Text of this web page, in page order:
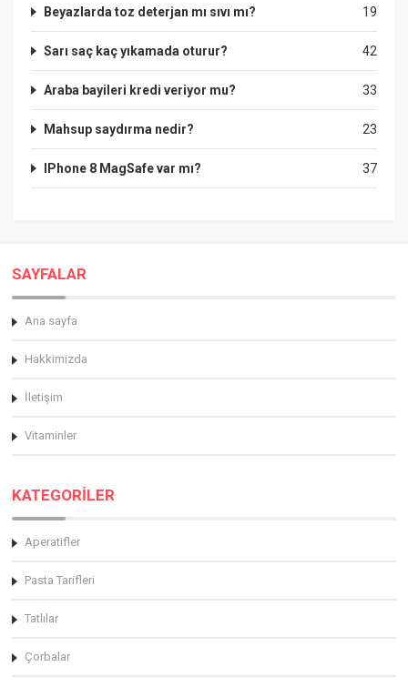
19
Beyazlarda toz deterjan mı sıvı mı?
42
Sarı saç kaç yıkamada oturur?
33
Araba bayileri kredi veriyor mu?
23
Mahsup saydırma nedir?
37
IPhone 8 MagSafe var mı?
SAYFALAR
Ana sayfa
Hakkimizda
İletişim
Vitaminler
KATEGORİLER
Aperatifler
Pasta Tarifleri
Tatlılar
Çorbalar